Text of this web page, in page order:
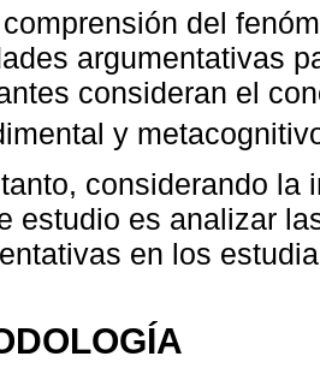
del
argumentativas
consideran el
y
considerando la
estudio es analizar
en los